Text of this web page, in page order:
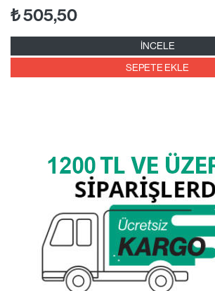
₺505,50
İNCELE
SEPETE EKLE